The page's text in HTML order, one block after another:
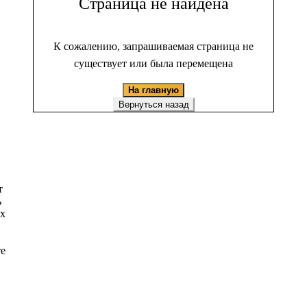
К сожалению, запрашиваемая страница не
существует или была перемещена
На главную
Вернуться назад